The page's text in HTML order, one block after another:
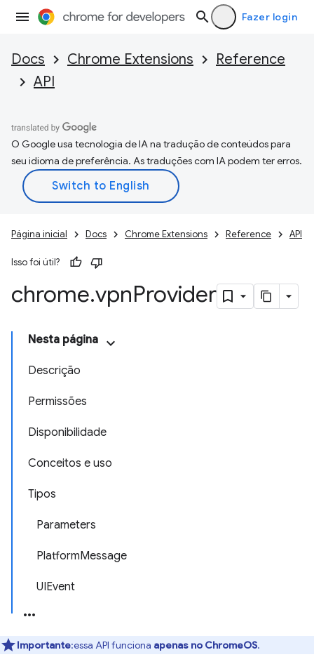
Fazer login
Docs Chrome Extensions
Reference
API
O Google usa tecnologia de IA na tradução de conteúdos para
seu idioma de preferência. As traduções com IA podem ter erros.
Página inicial Docs Chrome Extensions Reference API
Isso foi útil?
chrome.vpnProvider
Nesta página
Descrição
Permissões
Disponibilidade
Conceitos e uso
Tipos
Parameters
PlatformMessage
UIEvent
Importante:essa API funciona apenas no ChromeOS.